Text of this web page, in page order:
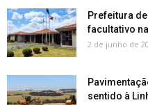
Prefeitura
facultativo
2 de junho de
sentido à